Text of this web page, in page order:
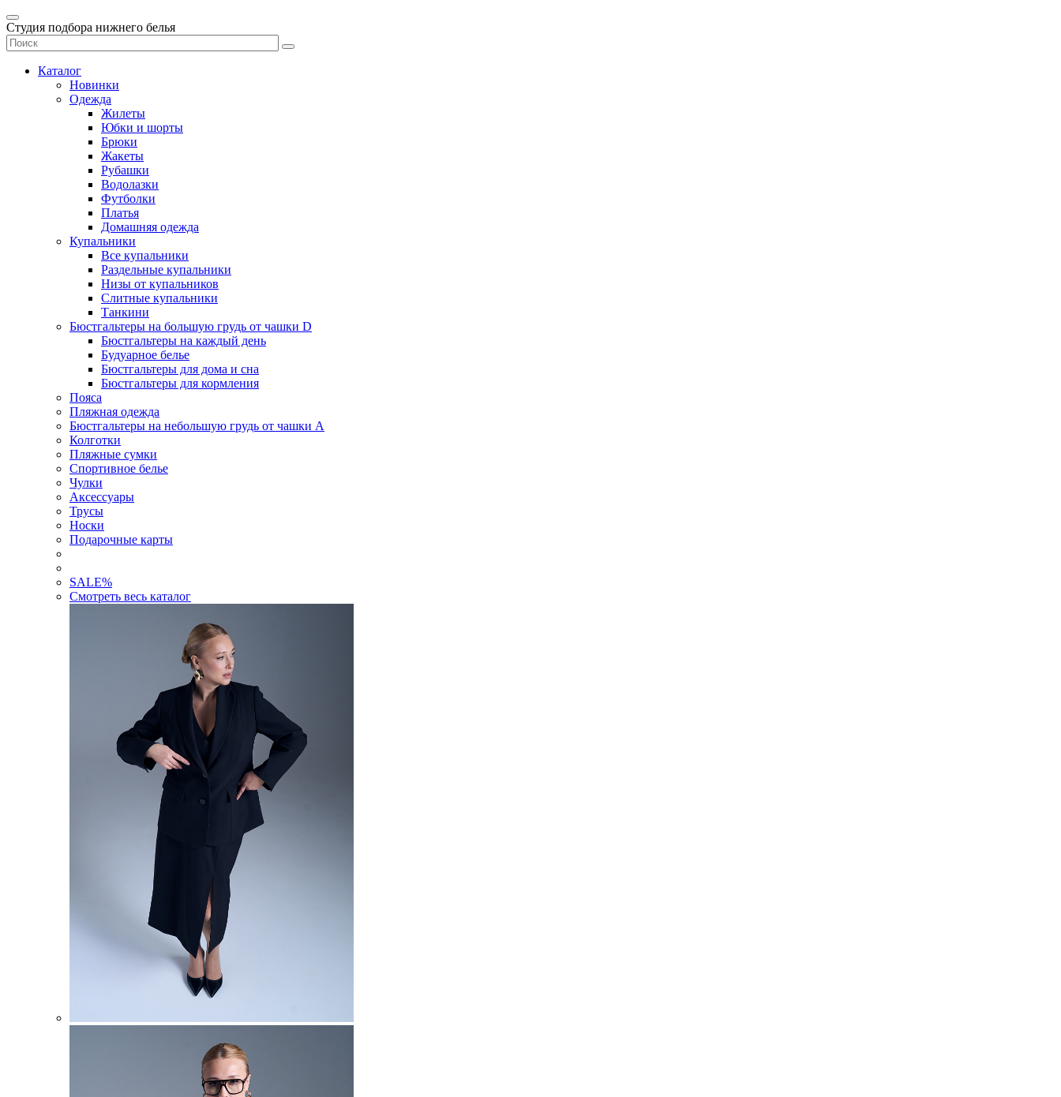
Студия подбора нижнего белья
Каталог
Новинки
Одежда
Жилеты
Юбки и шорты
Брюки
Жакеты
Рубашки
Водолазки
Футболки
Платья
Домашняя одежда
Купальники
Все купальники
Раздельные купальники
Низы от купальников
Слитные купальники
Танкини
Бюстгальтеры на большую грудь от чашки D
Бюстгальтеры на каждый день
Будуарное белье
Бюстгальтеры для дома и сна
Бюстгальтеры для кормления
Пояса
Пляжная одежда
Бюстгальтеры на небольшую грудь от чашки А
Колготки
Пляжные сумки
Спортивное белье
Чулки
Аксессуары
Трусы
Носки
Подарочные карты
SALE%
Смотреть весь каталог